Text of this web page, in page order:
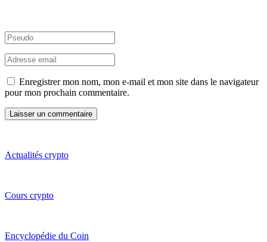
Enregistrer mon nom, mon e-mail et mon site dans le navigateur
pour mon prochain commentaire.
Actualités crypto
Cours crypto
Encyclopédie du Coin